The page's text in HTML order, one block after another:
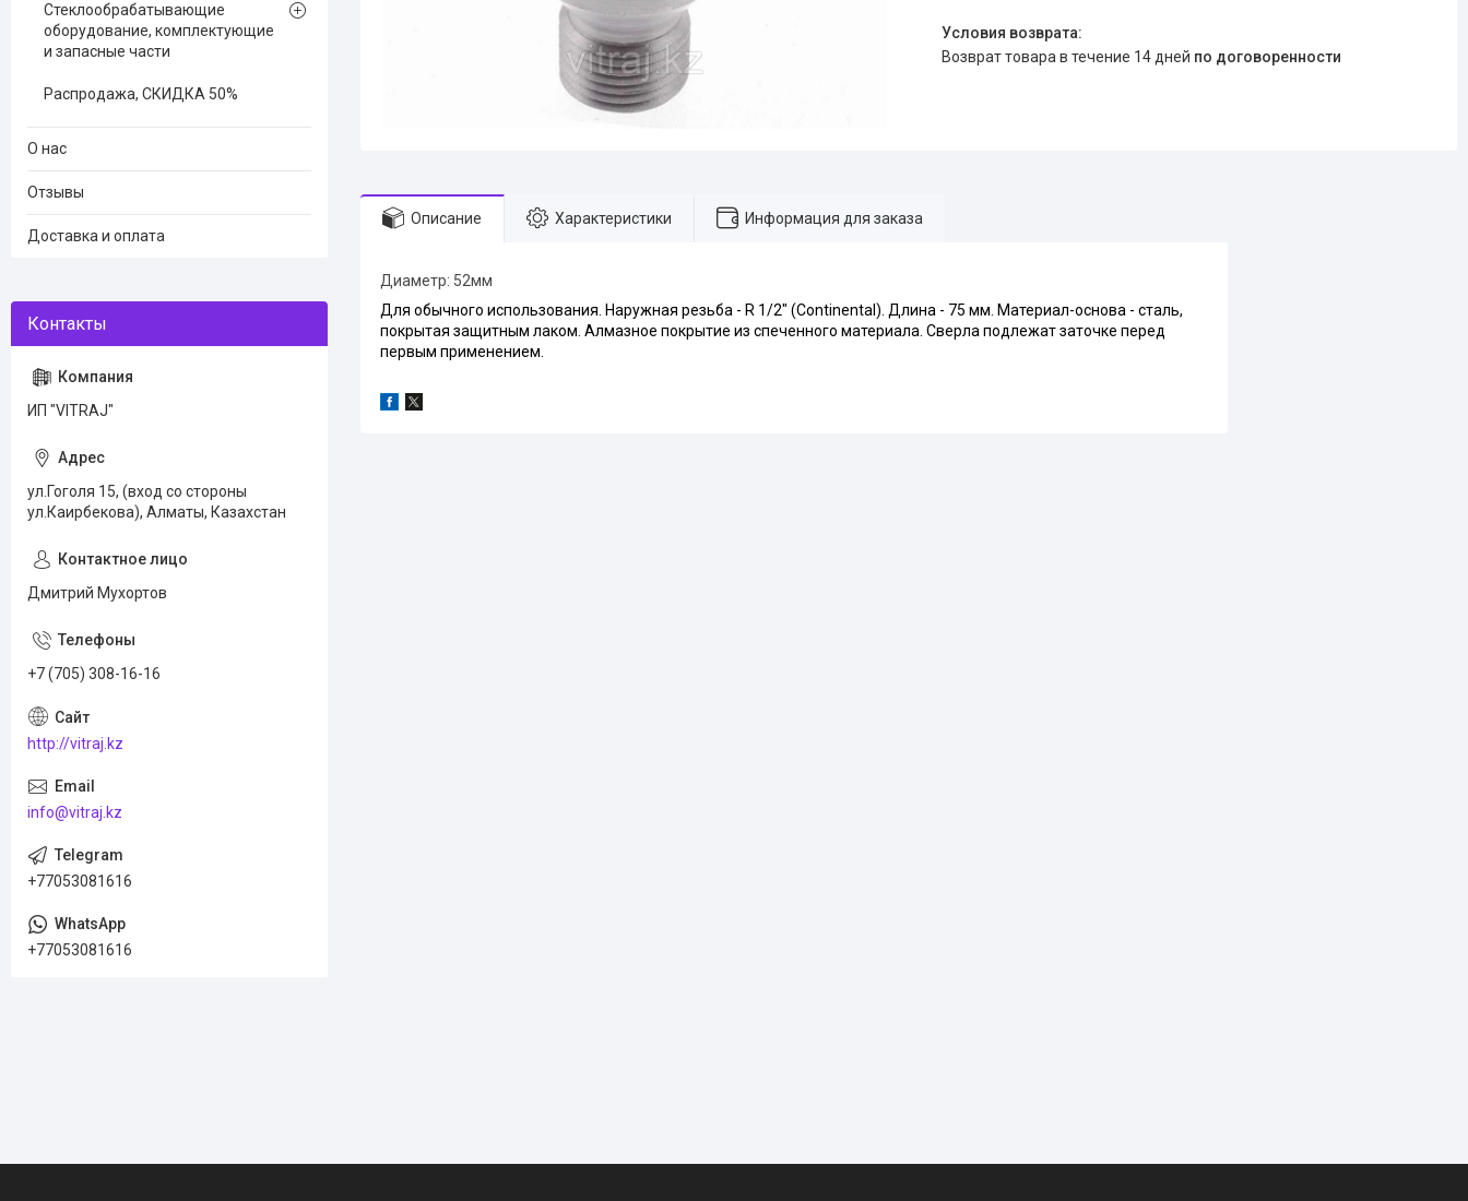
возврат товара в течение 14 дней по договоренности
Описание Характеристики Информация для заказа
Диаметр: 52мм
Для обычного использования. Наружная резьба - R 1/2" (Continental). Длина - 75 мм. Материал-основа - сталь,
покрытая защитным лаком. Алмазное покрытие из спеченного материала. Сверла подлежат заточке перед
первым применением.
Стеклообрабатывающие
оборудование, комплектующие
и запасные части
Распродажа, СКИДКА 50%
О нас
Отзывы
Доставка и оплата
ИП "VITRAJ"
ул.Гоголя 15, (вход со стороны
ул.Каирбекова), Алматы, Казахстан
Дмитрий Мухортов
+7 (705) 308-16-16
http://vitraj.kz
info@vitraj.kz
+77053081616
+77053081616